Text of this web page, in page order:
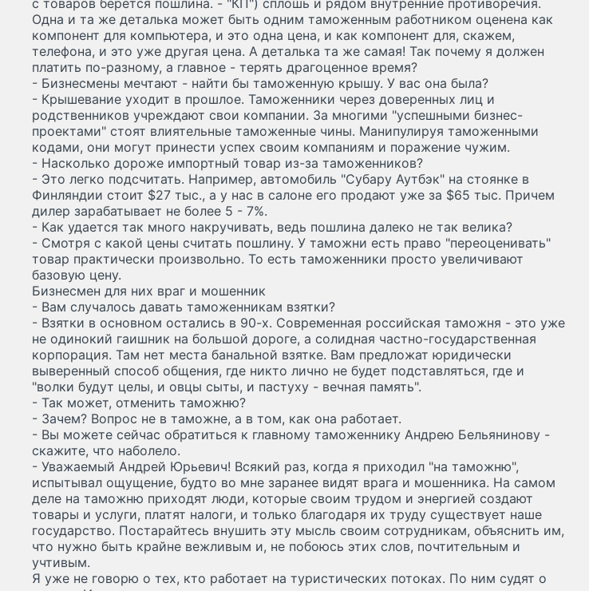
с товаров берется пошлина. - "КП") сплошь и рядом внутренние противоречия.
Одна и та же деталька может быть одним таможенным работником оценена как
компонент для компьютера, и это одна цена, и как компонент для, скажем,
телефона, и это уже другая цена. А деталька та же самая! Так почему я должен
платить по-разному, а главное - терять драгоценное время?
- Бизнесмены мечтают - найти бы таможенную крышу. У вас она была?
- Крышевание уходит в прошлое. Таможенники через доверенных лиц и
родственников учреждают свои компании. За многими "успешными бизнес-
проектами" стоят влиятельные таможенные чины. Манипулируя таможенными
кодами, они могут принести успех своим компаниям и поражение чужим.
- Насколько дороже импортный товар из-за таможенников?
- Это легко подсчитать. Например, автомобиль "Субару Аутбэк" на стоянке в
Финляндии стоит $27 тыс., а у нас в салоне его продают уже за $65 тыс. Причем
дилер зарабатывает не более 5 - 7%.
- Как удается так много накручивать, ведь пошлина далеко не так велика?
- Смотря с какой цены считать пошлину. У таможни есть право "переоценивать"
товар практически произвольно. То есть таможенники просто увеличивают
базовую цену.
Бизнесмен для них враг и мошенник
- Вам случалось давать таможенникам взятки?
- Взятки в основном остались в 90-х. Современная российская таможня - это уже
не одинокий гаишник на большой дороге, а солидная частно-государственная
корпорация. Там нет места банальной взятке. Вам предложат юридически
выверенный способ общения, где никто лично не будет подставляться, где и
"волки будут целы, и овцы сыты, и пастуху - вечная память".
- Так может, отменить таможню?
- Зачем? Вопрос не в таможне, а в том, как она работает.
- Вы можете сейчас обратиться к главному таможеннику Андрею Бельянинову -
скажите, что наболело.
- Уважаемый Андрей Юрьевич! Всякий раз, когда я приходил "на таможню",
испытывал ощущение, будто во мне заранее видят врага и мошенника. На самом
деле на таможню приходят люди, которые своим трудом и энергией создают
товары и услуги, платят налоги, и только благодаря их труду существует наше
государство. Постарайтесь внушить эту мысль своим сотрудникам, объяснить им,
что нужно быть крайне вежливым и, не побоюсь этих слов, почтительным и
учтивым.
Я уже не говорю о тех, кто работает на туристических потоках. По ним судят о